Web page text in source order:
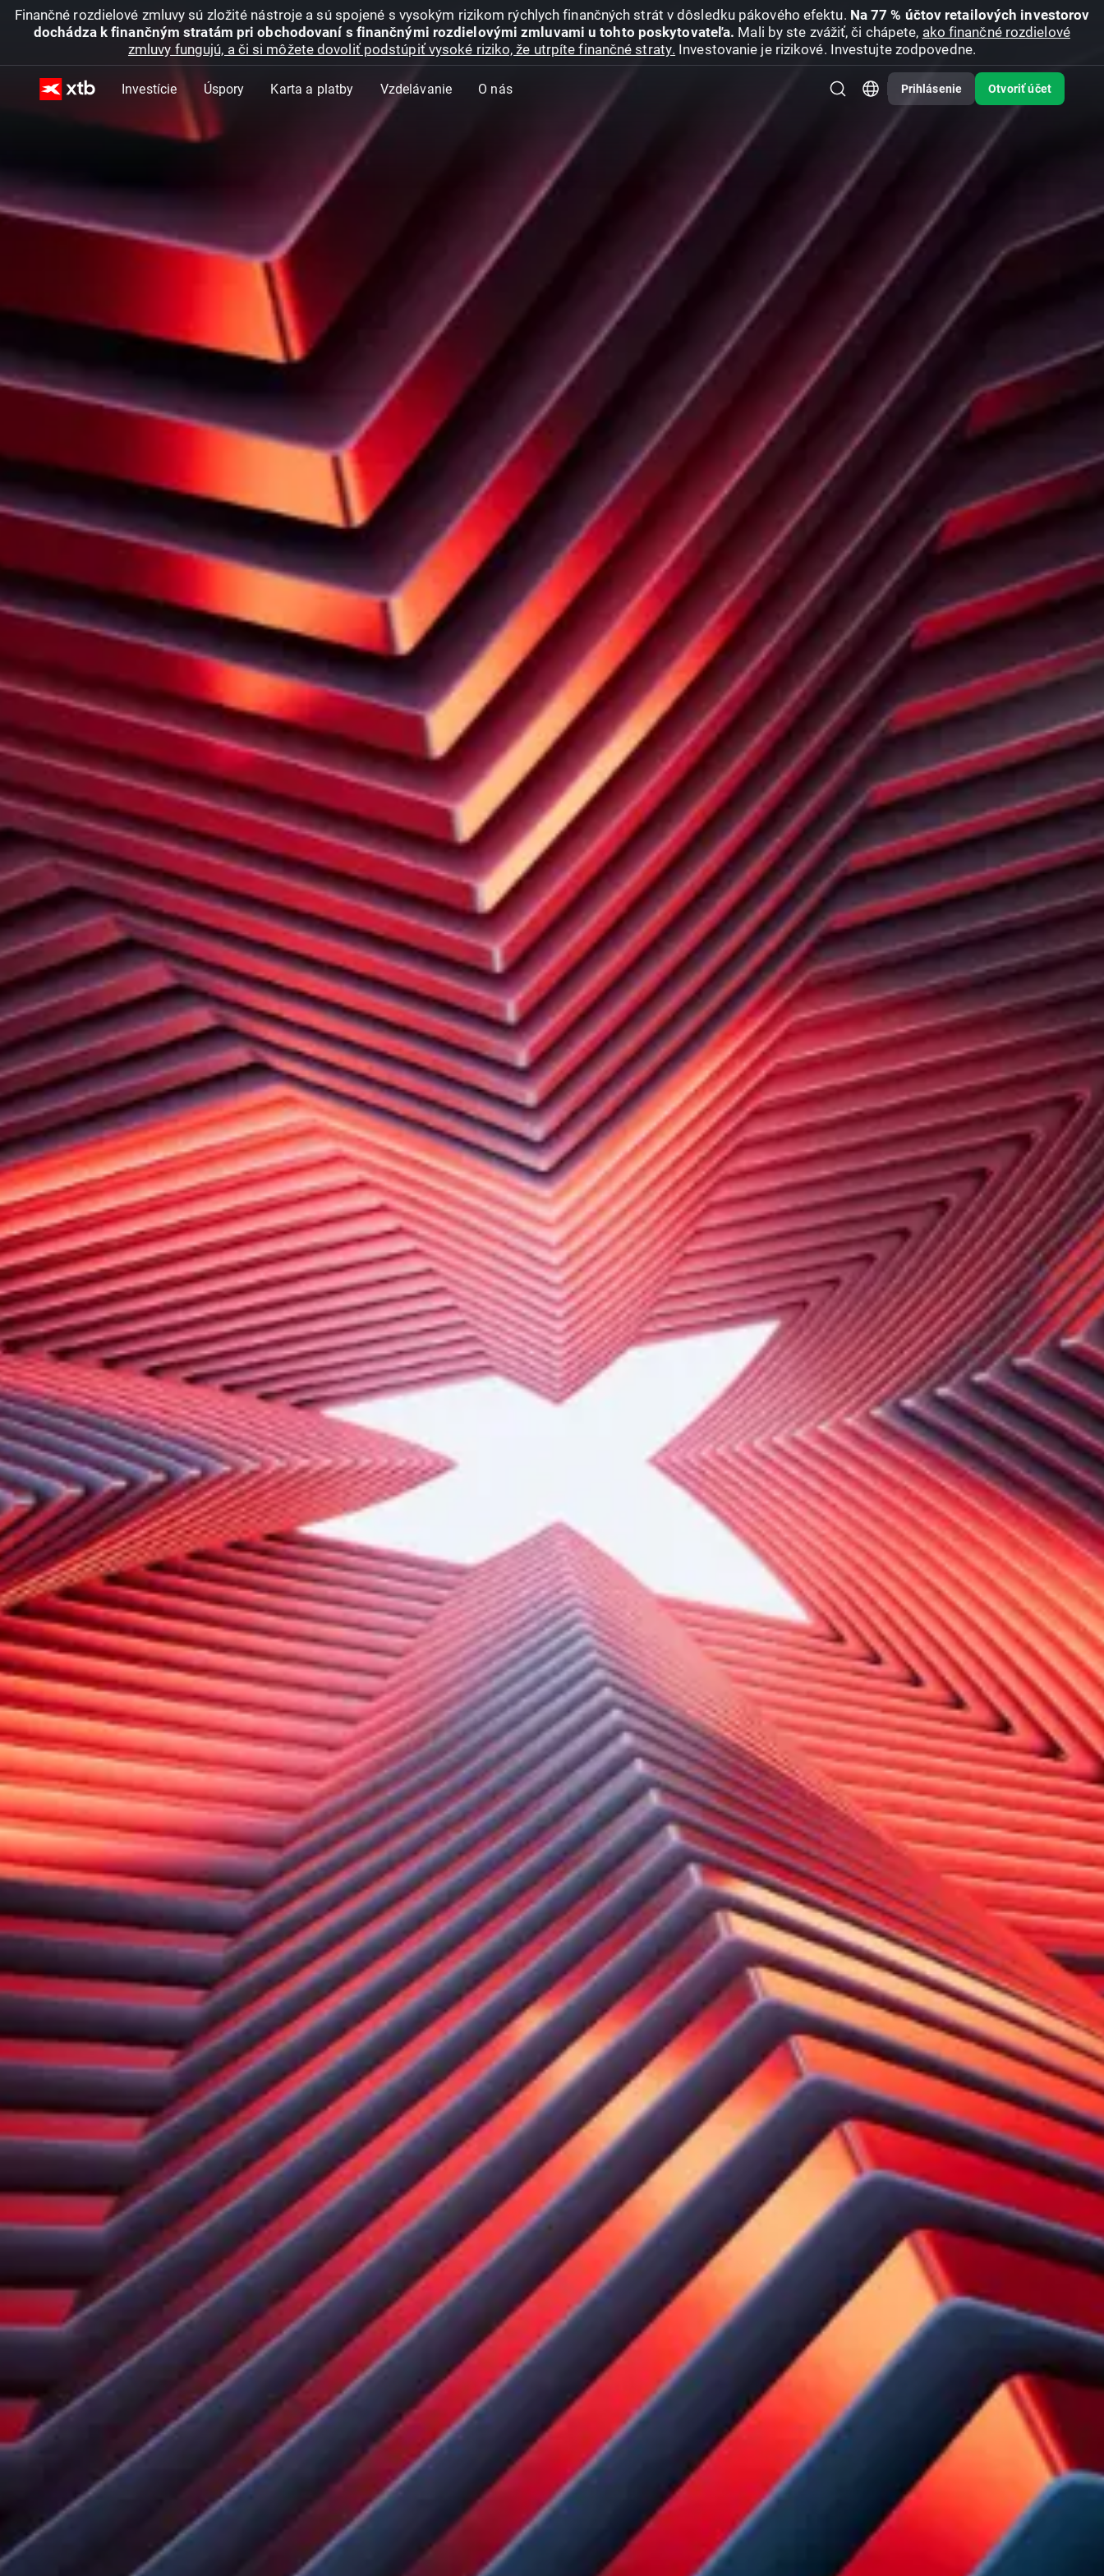
Finančné rozdielové zmluvy sú zložité nástroje a sú spojené s vysokým rizikom rýchlych finančných strát v dôsledku pákového efektu. Na 77 % účtov retailových investorov
dochádza k finančným stratám pri obchodovaní s finančnými rozdielovými zmluvami u tohto poskytovateľa. Mali by ste zvážiť, či chápete, ako finančné rozdielové
zmluvy fungujú, a či si môžete dovoliť podstúpiť vysoké riziko, že utrpíte finančné straty. Investovanie je rizikové. Investujte zodpovedne.
Investície Úspory Karta a platby Vzdelávanie O nás Prihlásenie Otvoriť účet